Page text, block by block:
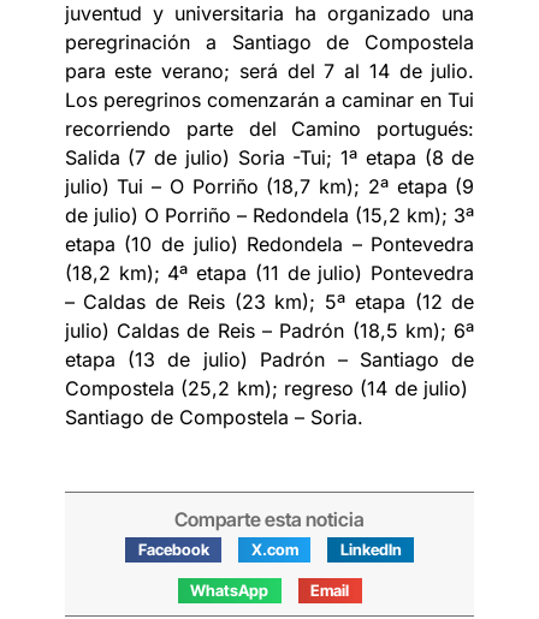
juventud y universitaria ha organizado una
peregrinación a Santiago de Compostela
para este verano; será del 7 al 14 de julio.
Los peregrinos comenzarán a caminar en Tui
recorriendo parte del Camino portugués:
Salida (7 de julio) Soria -Tui; 1ª etapa (8 de
julio) Tui – O Porriño (18,7 km); 2ª etapa (9
de julio) O Porriño – Redondela (15,2 km); 3ª
etapa (10 de julio) Redondela – Pontevedra
(18,2 km); 4ª etapa (11 de julio) Pontevedra
– Caldas de Reis (23 km); 5ª etapa (12 de
julio) Caldas de Reis – Padrón (18,5 km); 6ª
etapa (13 de julio) Padrón – Santiago de
Compostela (25,2 km); regreso (14 de julio)
Santiago de Compostela – Soria.
Comparte esta noticia
Facebook X.com LinkedIn
WhatsApp Email